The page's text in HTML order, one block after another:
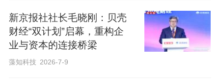
新京报社社长毛晓刚：贝壳
财经“双计划”启幕，重构企
业与资本的连接桥梁
藻知科技 2026-7-9